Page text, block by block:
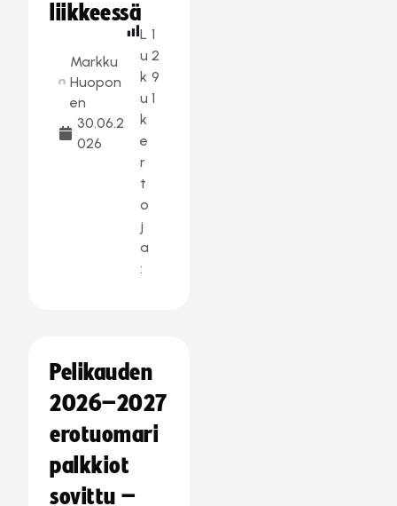
liikkeessä
Markku
Huopon
en
30.06.2
026
L
u
k
u
k
e
r
t
o
j
a
:
1
2
9
1
Pelikauden
2026–2027
erotuomari
palkkiot
sovittu –